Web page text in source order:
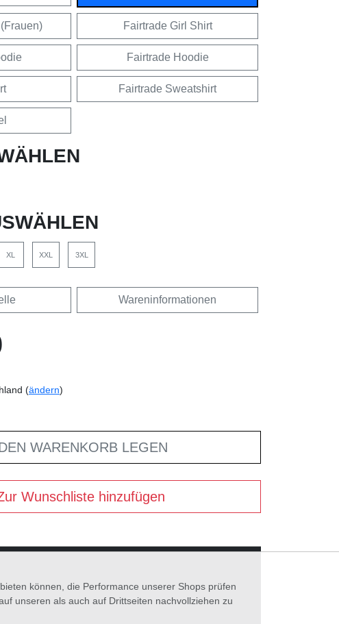
Fairtrade Girl Shirt
Fairtrade Hoodie
Fairtrade Sweatshirt
XL XXL 3XL
Wareninformationen
(ändern)
WARENKORB LEGEN
Wunschliste hinzufügen
können, die Performance unserer Shops prüfen
unseren als auch auf Drittseiten nachvollziehen zu